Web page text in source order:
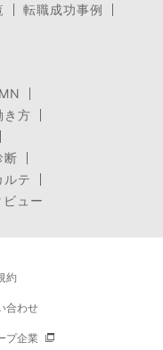
転職成功事例
き方
断
ルテ
ュー
約
合わせ
プ企業